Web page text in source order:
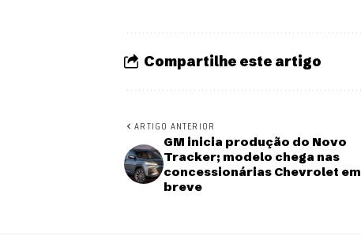
Compartilhe este artigo
ARTIGO ANTERIOR
GM inicia produção do Novo
Tracker; modelo chega nas
concessionárias Chevrolet em
breve